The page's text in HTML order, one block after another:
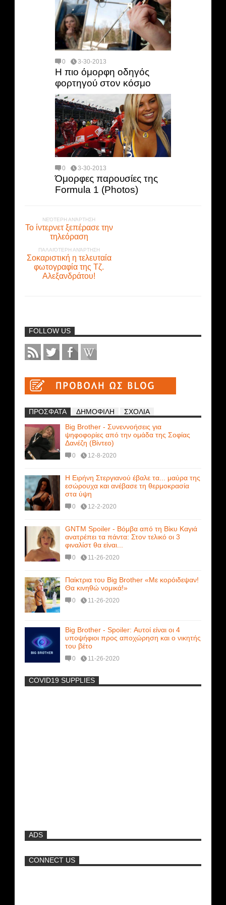
0 3-30-2013
Η πιο όμορφη οδηγός
φορτηγού στον κόσμο
0 3-30-2013
Όμορφες παρουσίες της
Formula 1 (Photos)
ΝΕΌΤΕΡΗ ΑΝΆΡΤΗΣΗ
Το ίντερνετ ξεπέρασε την
τηλεόραση
ΠΑΛΑΙΌΤΕΡΗ ΑΝΆΡΤΗΣΗ
Σοκαριστική η τελευταία
φωτογραφία της Τζ.
Αλεξανδράτου!
FOLLOW US
ΠΡΟΣΦΑΤΑ ΔΗΜΟΦΙΛΗ
ΣΧΟΛΙΑ
Big Brother - Συνεννοήσεις για
ψηφοφορίες από την ομάδα της Σοφίας
Δανέζη (Βίντεο)
0 12-8-2020
Η Ειρήνη Στεργιανού έβαλε τα... μαύρα της
εσώρουχα και ανέβασε τη θερμοκρασία
στα ύψη
0 12-2-2020
GNTM Spoiler - Βόμβα από τη Βίκυ Καγιά
ανατρέπει τα πάντα: Στον τελικό οι 3
φιναλίστ θα είναι...
0 11-26-2020
Παίκτρια του Big Brother «Με κορόιδεψαν!
Θα κινηθώ νομικά!»
0 11-26-2020
Big Brother - Spoiler: Αυτοί είναι οι 4
υποψήφιοι προς αποχώρηση και ο νικητής
του βέτο
0 11-26-2020
ότι δεν θα περπατήσει ποτέ ξανά!
-
COVID19 SUPPLIES
ADS
CONNECT US